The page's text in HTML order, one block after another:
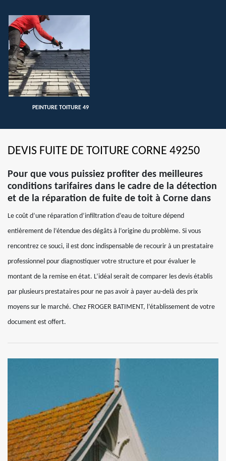
PEINTURE TOITURE 49
DEVIS FUITE DE TOITURE CORNE 49250
Pour que vous puissiez profiter des meilleures
conditions tarifaires dans le cadre de la détection
et de la réparation de fuite de toit à Corne dans
Le coût d’une réparation d’infiltration d’eau de toiture dépend
entièrement de l’étendue des dégâts à l’origine du problème. Si vous
rencontrez ce souci, il est donc indispensable de recourir à un prestataire
professionnel pour diagnostiquer votre structure et pour évaluer le
montant de la remise en état. L’idéal serait de comparer les devis établis
par plusieurs prestataires pour ne pas avoir à payer au-delà des prix
moyens sur le marché. Chez FROGER BATIMENT, l’établissement de votre
document est offert.